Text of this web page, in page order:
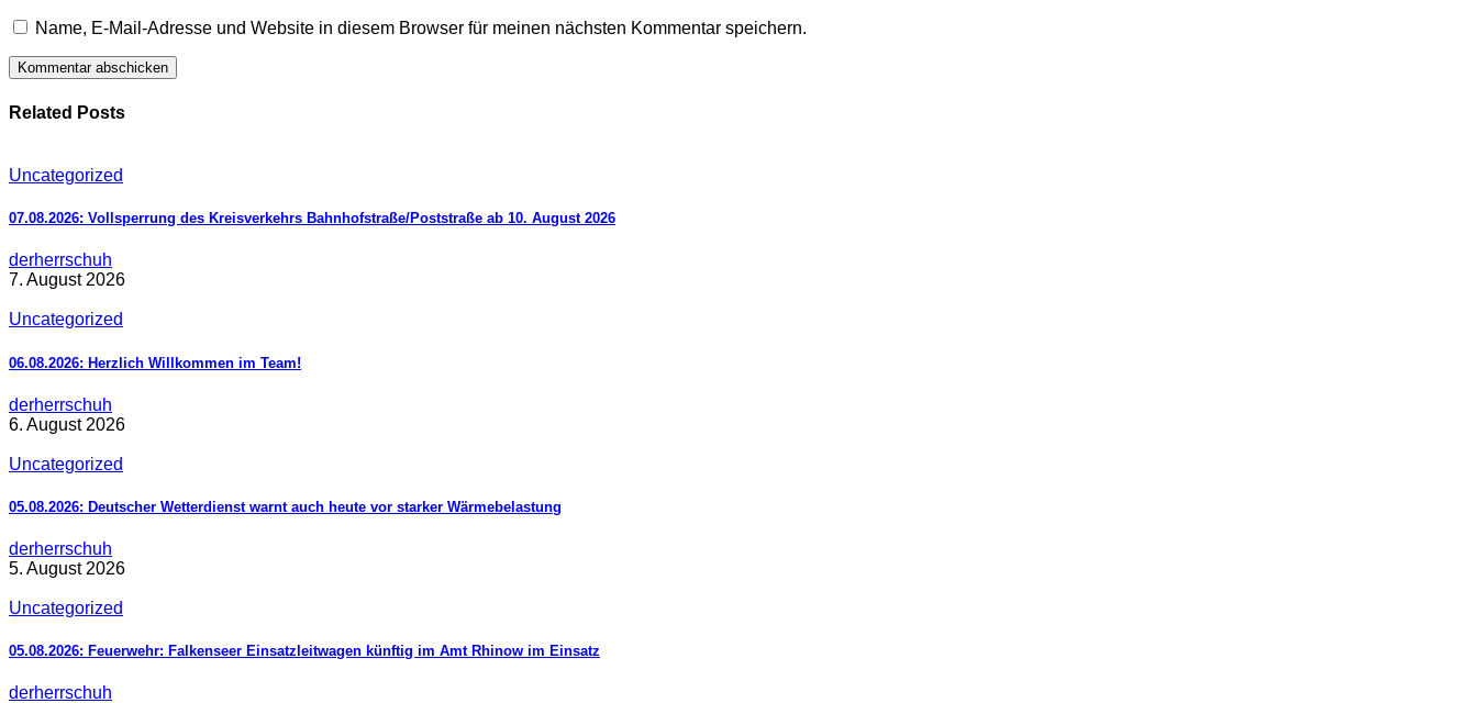
Name, E-Mail-Adresse und Website in diesem Browser für meinen nächsten Kommentar speichern.
Related Posts
Uncategorized
07.08.2026: Vollsperrung des Kreisverkehrs Bahnhofstraße/Poststraße ab 10. August 2026
derherrschuh
7. August 2026
Uncategorized
06.08.2026: Herzlich Willkommen im Team!
derherrschuh
6. August 2026
Uncategorized
05.08.2026: Deutscher Wetterdienst warnt auch heute vor starker Wärmebelastung
derherrschuh
5. August 2026
Uncategorized
05.08.2026: Feuerwehr: Falkenseer Einsatzleitwagen künftig im Amt Rhinow im Einsatz
derherrschuh